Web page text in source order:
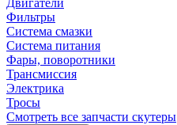
Двигатели
Фильтры
Система смазки
Система питания
Фары, поворотники
Трансмиссия
Электрика
Тросы
Смотреть все запчасти скутеры